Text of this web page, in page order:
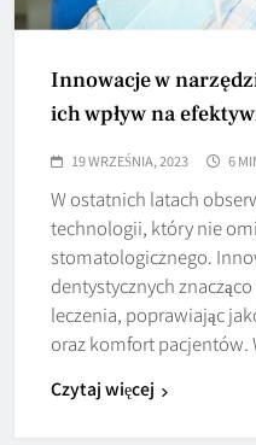
Innowacje w
ich wpływ na
19 WRZEŚNIA, 2023 6
W ostatnich latach
technologii, który nie
stomatologicznego.
dentystycznych
leczenia, poprawiając
oraz komfort
Czytaj więcej